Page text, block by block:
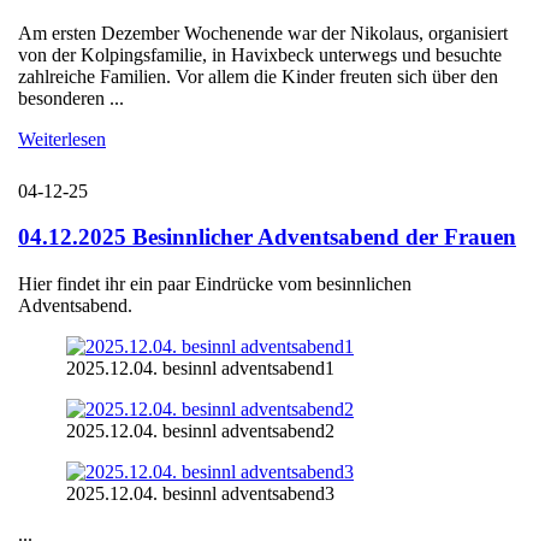
Am ersten Dezember Wochenende war der Nikolaus, organisiert
von der Kolpingsfamilie, in Havixbeck unterwegs und besuchte
zahlreiche Familien. Vor allem die Kinder freuten sich über den
besonderen ...
Weiterlesen
04-12-25
04.12.2025 Besinnlicher Adventsabend der Frauen
Hier findet ihr ein paar Eindrücke vom besinnlichen
Adventsabend.
2025.12.04. besinnl adventsabend1
2025.12.04. besinnl adventsabend2
2025.12.04. besinnl adventsabend3
...